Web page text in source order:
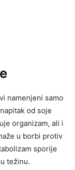
namenjeni samo
od soje
organizam, ali i
u borbi protiv
sporije
težinu.